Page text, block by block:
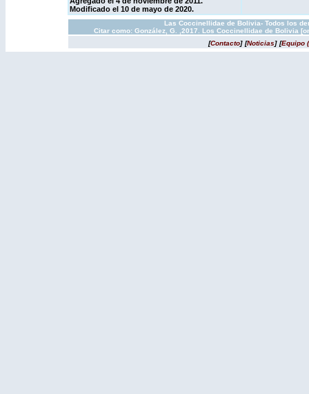
Modificado el 10 de mayo de 2020.
Las Coccinellidae de Bolivia- Todos los
Citar como: González, G. ,2017. Los Coccinellidae de Bolivia
[Contacto] [Noticias] [Equipo